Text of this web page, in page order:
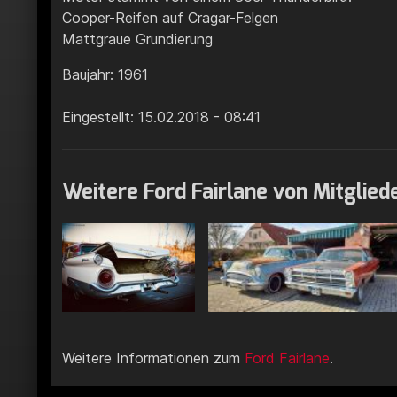
Cooper-Reifen auf Cragar-Felgen
Mattgraue Grundierung
Baujahr: 1961
Eingestellt: 15.02.2018 - 08:41
Weitere Ford Fairlane von
Weitere Informationen zum Ford Fairlane.